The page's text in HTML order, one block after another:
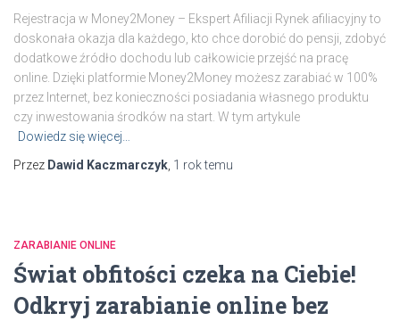
Rejestracja w Money2Money – Ekspert Afiliacji Rynek afiliacyjny to
doskonała okazja dla każdego, kto chce dorobić do pensji, zdobyć
dodatkowe źródło dochodu lub całkowicie przejść na pracę
online. Dzięki platformie Money2Money możesz zarabiać w 100%
przez Internet, bez konieczności posiadania własnego produktu
czy inwestowania środków na start. W tym artykule
Dowiedz się więcej…
Przez Dawid Kaczmarczyk 1 roktemu
ZARABIANIE ONLINE
Świat obfitości czeka na Ciebie!
Odkryj zarabianie online bez